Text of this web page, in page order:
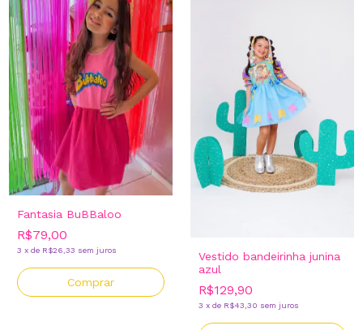
Fantasia BuBBaloo
R$79,00
3 x de R$26,33 sem juros
Comprar
Vestido bandeirinha junina
azul
R$129,90
3 x de R$43,30 sem juros